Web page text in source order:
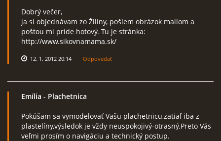
Dobrý večer,
ja si objednávam zo Žiliny, pošlem obrázok mailom a
poštou mi príde hotový. Tu je stránka:
http://www.sikovnamama.sk/
12. 1. 2012 20:14 Odpovedať
Emília - Plachetnica
Pokúšam sa vymodelovať Vašu plachetnicu,zatiaľ iba z
plastelíny,výsledok je vždy neuspokojivý-otrasný.Preto Vás
veľmi prosím o navigáciu a technický postup.